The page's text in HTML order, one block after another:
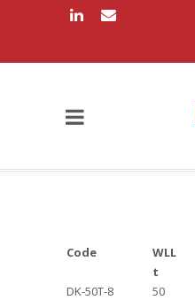
Code WLL
t
DK-50T-8
50